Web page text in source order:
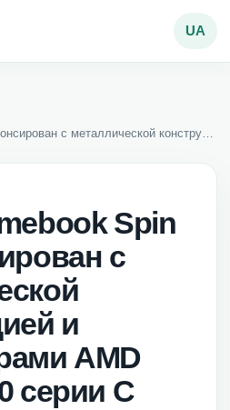
UA
Acer Chromebook Spin 514 анонсирован с металлической конструкцией и процессорами AMD Ryzen 3000 серии C
Spin
с
и
AMD
серии C